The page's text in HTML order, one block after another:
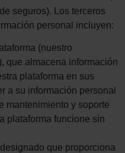
seguros). Los terceros
personal incluyen:
(nuestro
que almacena información
plataforma en sus
a su información personal
mantenimiento y soporte
plataforma funcione sin
que proporciona